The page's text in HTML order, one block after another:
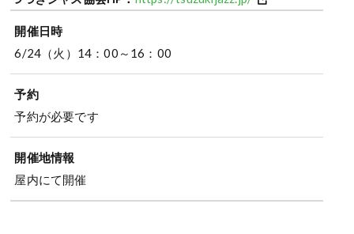
開催日時
6/24（火）14：00～16：00
予約
予約が必要です
開催地情報
屋内にて開催